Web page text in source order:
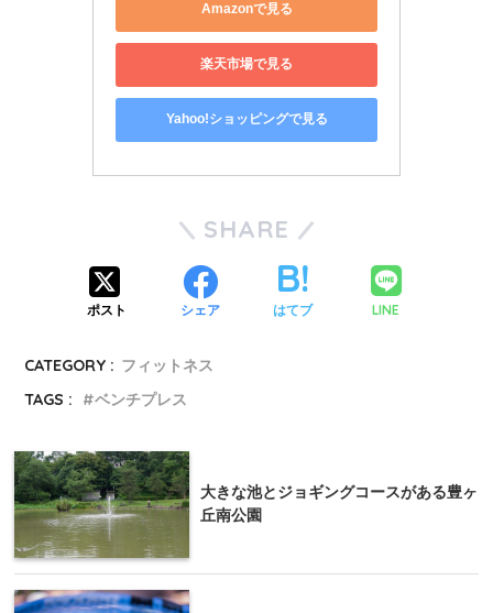
Amazonで見る
楽天市場で見る
Yahoo!ショッピングで見る
SHARE
ポスト シェア はてブ LINE
CATEGORY : フィットネス
TAGS :
ベンチプレス
大きな池とジョギングコースがある豊ヶ
丘南公園